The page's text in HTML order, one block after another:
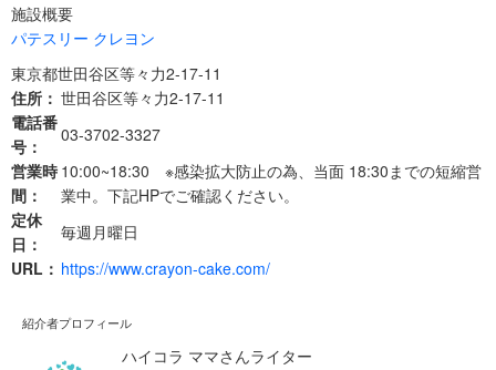
施設概要
パテスリー クレヨン
東京都世田谷区等々力2-17-11
住所： 世田谷区等々力2-17-11
電話番
号：
03-3702-3327
営業時
間：
10:00~18:30 ※感染拡大防止の為、当面 18:30までの短縮営
業中。下記HPでご確認ください。
定休
日：
毎週月曜日
URL： https://www.crayon-cake.com/
紹介者プロフィール
ハイコラ ママさんライター